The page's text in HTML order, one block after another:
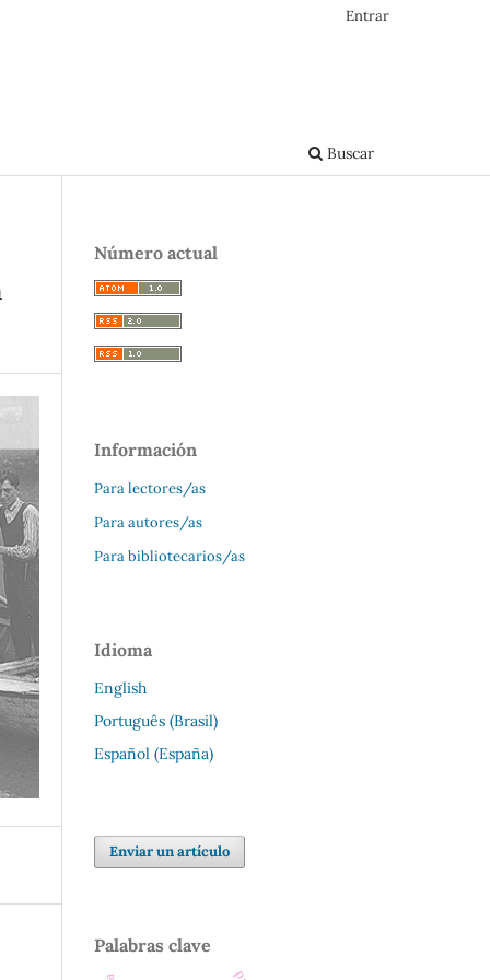
Buscar
Entrar
Número actual
Información
Para lectores/as
Para autores/as
Para bibliotecarios/as
Idioma
English
Português (Brasil)
Español (España)
Enviar un artículo
Palabras clave